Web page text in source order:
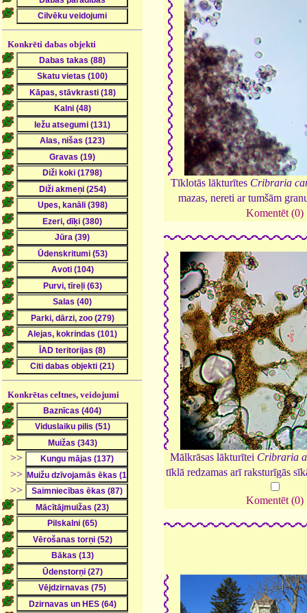
Konkrēti dabas objekti
Konkrētas celtnes, veidojumi
>>
>>
>>
Tīklotās lākturītes Cribraria
mazas, nereti ar tumšām
Komentēt (0)
Mālkrāsas lākturītei Cribraria
tīklā redzamas arī raksturīgās
Komentēt (0)